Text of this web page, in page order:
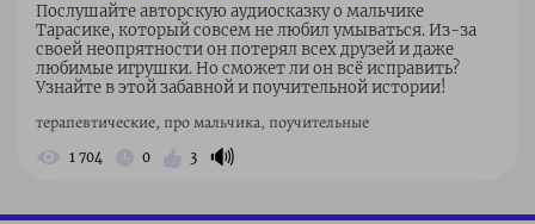
Послушайте авторскую аудиосказку о мальчике
Тарасике, который совсем не любил умываться. Из-за
своей неопрятности он потерял всех друзей и даже
любимые игрушки. Но сможет ли он всё исправить?
Узнайте в этой забавной и поучительной истории!
терапевтические, про мальчика, поучительные
1 704 0 3 🔊